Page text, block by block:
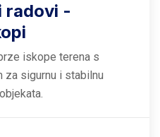
radovi -
iskope terena s
za sigurnu i stabilnu